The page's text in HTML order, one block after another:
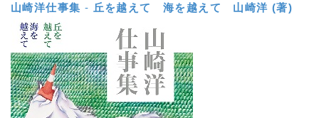
山崎洋仕事集 - 丘を越えて 海を越えて 山崎洋 (著)